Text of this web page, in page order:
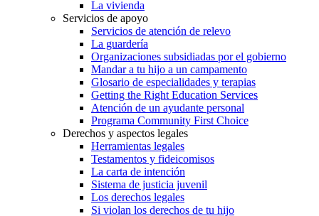
La vivienda
Servicios de apoyo
Servicios de atención de relevo
La guardería
Organizaciones subsidiadas por el gobierno
Mandar a tu hijo a un campamento
Glosario de especialidades y terapias
Getting the Right Education Services
Atención de un ayudante personal
Programa Community First Choice
Derechos y aspectos legales
Herramientas legales
Testamentos y fideicomisos
La carta de intención
Sistema de justicia juvenil
Los derechos legales
Si violan los derechos de tu hijo